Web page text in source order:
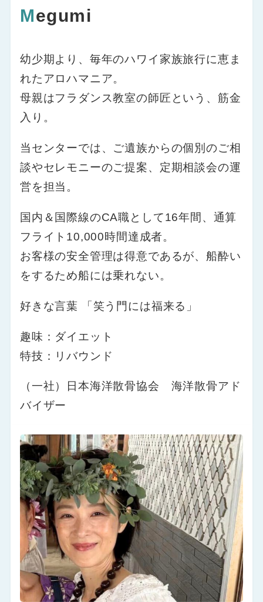
Megumi
幼少期より、毎年のハワイ家族旅行に恵ま
れたアロハマニア。
母親はフラダンス教室の師匠という、筋金
入り。
当センターでは、ご遺族からの個別のご相
談やセレモニーのご提案、定期相談会の運
営を担当。
国内＆国際線のCA職として16年間、通算
フライト10,000時間達成者。
お客様の安全管理は得意であるが、船酔い
をするため船には乗れない。
好きな言葉 「笑う門には福来る」
趣味：ダイエット
特技：リバウンド
（一社）日本海洋散骨協会 海洋散骨アド
バイザー